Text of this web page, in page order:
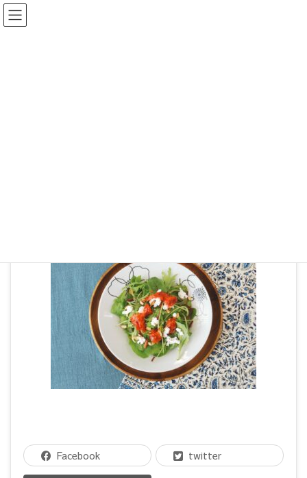
Facebook twitter